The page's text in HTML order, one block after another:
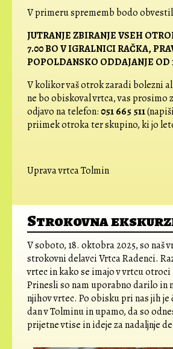
V primeru sprememb bodo
JUTRANJE ZBIRANJE VSEH
7.00 BO V IGRALNICI RAČKA,
POPOLDANSKO ODDAJANJE OD
V kolikor vaš otrok zaradi bolezni
ne bo obiskoval vrtca, vas prosimo
odjavo na telefon:051 665 511
priimek otroka ter skupino, ki jo
Uprava vrtca Tolmin
Strokovna
V soboto, 18. oktobra 2025, so naš
strokovni delavci Vrtca Radenci.
vrtec in kako se imajo v vrtcu otroci
Prinesli so nam uporabno darilo in
njihov vrtec. Po obisku pri nas jih je
dan v Tolminu in upamo, da so
prijetne vtise in ideje za nadaljnje